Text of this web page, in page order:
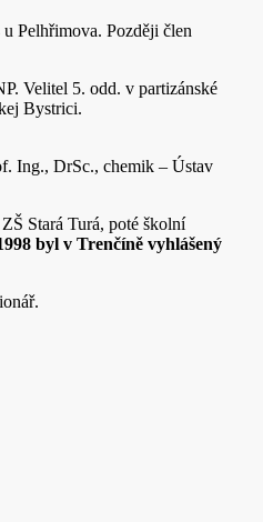
Pelhřimova. Později člen
Velitel 5. odd. v partizánské
Bystrici.
Ing., DrSc., chemik – Ústav
Stará Turá, poté školní
byl v Trenčíně vyhlášený